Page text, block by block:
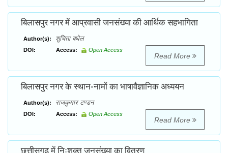
बिलासपुर नगर में आप्रवासी जनसंख्या की आर्थिक सहभागिता
Author(s): शुचिता बघेल
DOI: Access: Open Access
Read More
बिलासपुर नगर के स्थान-नामों का भाषावैज्ञानिक अध्ययन
Author(s): राजकुमार टण्डन
DOI: Access: Open Access
Read More
छत्तीसगढ़ में निःशक्त जनसंख्या का वितरण